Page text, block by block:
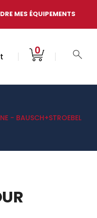
- BAUSCH+STROEBEL
MES ÉQUIPEMENTS
0